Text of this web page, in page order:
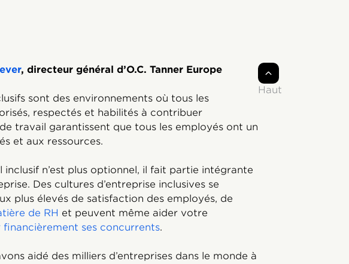
, directeur général d’O.C. Tanner Europe
sont des environnements où tous les
respectés et habilités à contribuer
travail garantissent que tous les employés ont un
et aux ressources.
n’est plus optionnel, il fait partie intégrante
Des cultures d’entreprise inclusives se
plus élevés de satisfaction des employés, de
de RH et peuvent même aider votre
financièrement ses concurrents.
aidé des milliers d’entreprises dans le monde à
Haut